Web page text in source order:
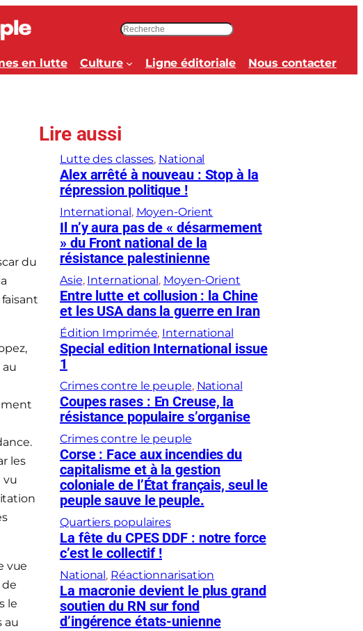
c
h
h
r
en lutte Culture Ligne éditoriale Nous contacter
du
au
les
vu
vue
le
au
Lire aussi
Lutte des classes, National
Alex arrêté à nouveau : Stop à la
répression politique !
International, Moyen-Orient
Il n’y aura pas de « désarmement
» du Front national de la
résistance palestinienne
Asie, International, Moyen-Orient
Entre lutte et collusion : la Chine
et les USA dans la guerre en Iran
Édition Imprimée, International
Special edition International issue
1
Crimes contre le peuple, National
Coupes rases : En Creuse, la
résistance populaire s’organise
Crimes contre le peuple
Corse : Face aux incendies du
capitalisme et à la gestion
coloniale de l’État français, seul le
peuple sauve le peuple.
Quartiers populaires
La fête du CPES DDF : notre force
c’est le collectif !
National, Réactionnarisation
La macronie devient le plus grand
soutien du RN sur fond
d’ingérence états-unienne